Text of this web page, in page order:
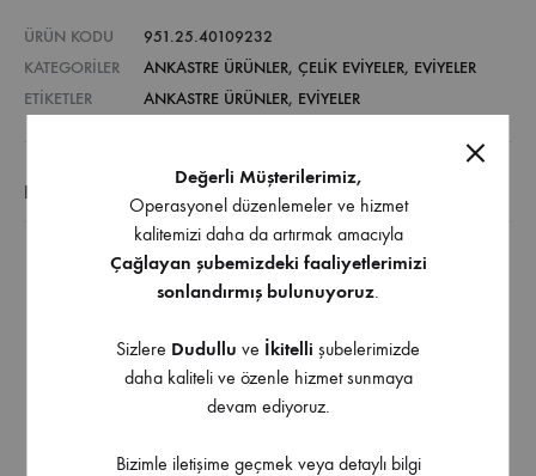
ÜRÜN KODU
951.25.40109232
KATEGORILER
ANKASTRE ÜRÜNLER, ÇELIK EVIYELER, EVIYELER
ETIKETLER
ANKASTRE ÜRÜNLER, EVIYELER
EK BILGI
Sol damlalıklı,
Mikroketen yüzey (Taşmasız),
Tezgah üstü montaj,
Dış Ölçüler: 1000 x 500 x 150 mm,
Tezgah Kesim Ölçüleri: 980 x 480 mm,
Değerli Müşterilerimiz,
Operasyonel düzenlemeler ve hizmet
kalitemizi daha da artırmak amacıyla
Çağlayan şubemizdeki faaliyetlerimizi
sonlandırmış bulunuyoruz.
Sizlere Dudullu ve İkitelli şubelerimizde
daha kaliteli ve özenle hizmet sunmaya
devam ediyoruz.
Bizimle iletişime geçmek veya detaylı bilgi